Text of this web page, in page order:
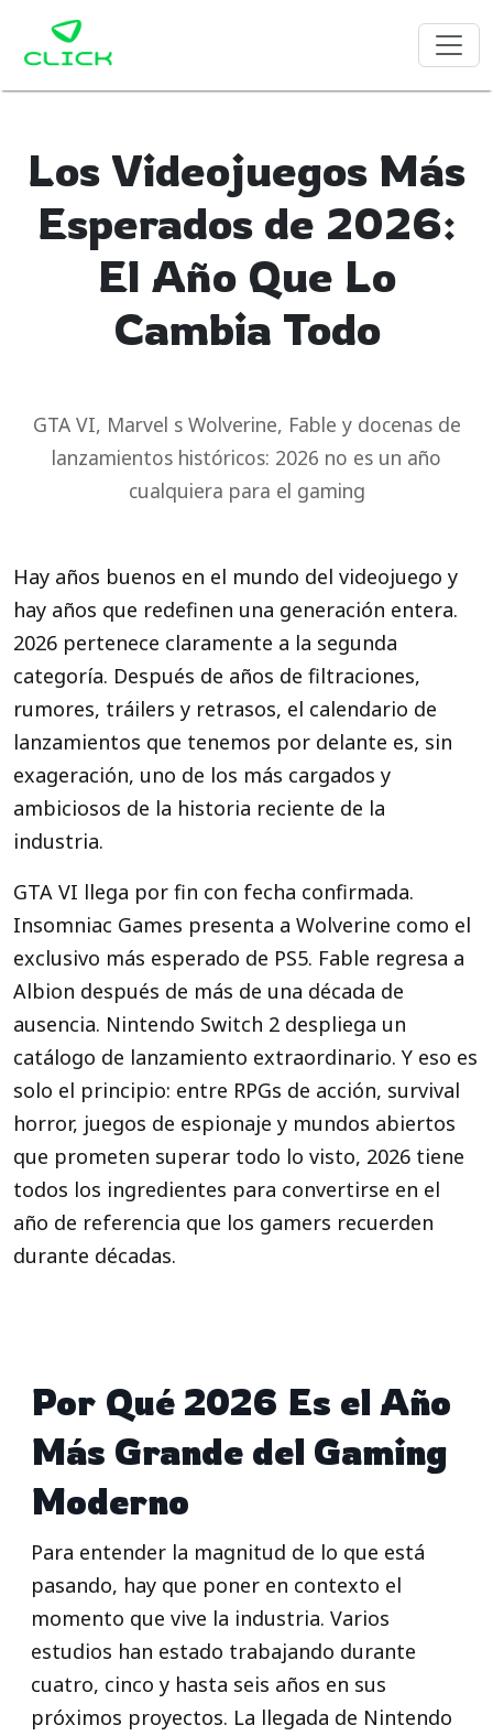
Los Videojuegos Más
Esperados de 2026:
El Año Que Lo
Cambia Todo
GTA VI, Marvel s Wolverine, Fable y docenas de
lanzamientos históricos: 2026 no es un año
cualquiera para el gaming
Hay años buenos en el mundo del videojuego y
hay años que redefinen una generación entera.
2026 pertenece claramente a la segunda
categoría. Después de años de filtraciones,
rumores, tráilers y retrasos, el calendario de
lanzamientos que tenemos por delante es, sin
exageración, uno de los más cargados y
ambiciosos de la historia reciente de la
industria.
GTA VI llega por fin con fecha confirmada.
Insomniac Games presenta a Wolverine como el
exclusivo más esperado de PS5. Fable regresa a
Albion después de más de una década de
ausencia. Nintendo Switch 2 despliega un
catálogo de lanzamiento extraordinario. Y eso es
solo el principio: entre RPGs de acción, survival
horror, juegos de espionaje y mundos abiertos
que prometen superar todo lo visto, 2026 tiene
todos los ingredientes para convertirse en el
año de referencia que los gamers recuerden
durante décadas.
Por Qué 2026 Es el Año
Más Grande del Gaming
Moderno
Para entender la magnitud de lo que está
pasando, hay que poner en contexto el
momento que vive la industria. Varios
estudios han estado trabajando durante
cuatro, cinco y hasta seis años en sus
próximos proyectos. La llegada de Nintendo